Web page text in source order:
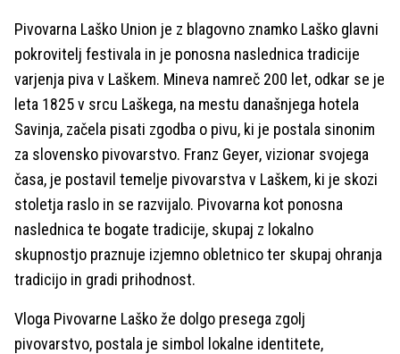
Pivovarna Laško Union je z blagovno znamko Laško glavni
pokrovitelj festivala in je ponosna naslednica tradicije
varjenja piva v Laškem. Mineva namreč 200 let, odkar se je
leta 1825 v srcu Laškega, na mestu današnjega hotela
Savinja, začela pisati zgodba o pivu, ki je postala sinonim
za slovensko pivovarstvo. Franz Geyer, vizionar svojega
časa, je postavil temelje pivovarstva v Laškem, ki je skozi
stoletja raslo in se razvijalo. Pivovarna kot ponosna
naslednica te bogate tradicije, skupaj z lokalno
skupnostjo praznuje izjemno obletnico ter skupaj ohranja
tradicijo in gradi prihodnost.
Vloga Pivovarne Laško že dolgo presega zgolj
pivovarstvo, postala je simbol lokalne identitete,